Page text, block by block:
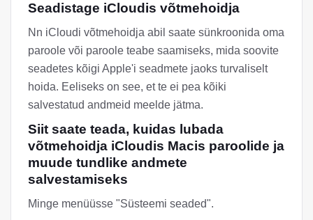
Seadistage iCloudis võtmehoidja
Nn iCloudi võtmehoidja abil saate sünkroonida oma
paroole või paroole teabe saamiseks, mida soovite
seadetes kõigi Apple'i seadmete jaoks turvaliselt
hoida. Eeliseks on see, et te ei pea kõiki
salvestatud andmeid meelde jätma.
Siit saate teada, kuidas lubada
võtmehoidja iCloudis Macis paroolide ja
muude tundlike andmete
salvestamiseks
Minge menüüsse "Süsteemi seaded".